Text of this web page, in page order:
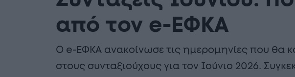
από τον e-ΕΦΚΑ
Ο e-ΕΦΚΑ ανακοίνωσε τις ημερομηνίες που θα
στους συνταξιούχους για τον Ιούνιο 2026.